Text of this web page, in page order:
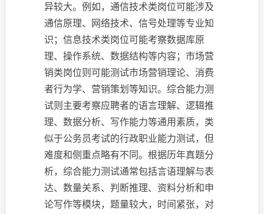
异较大。例如，通信技术类岗位可能涉及
通信原理、网络技术、信号处理等专业知
识；信息技术类岗位可能考察数据库原
理、操作系统、数据结构等内容；市场营
销类岗位则可能测试市场营销理论、消费
者行为学、营销策划等知识。综合能力测
试则主要考察应聘者的语言理解、逻辑推
理、数据分析、写作能力等通用素质，类
似于公务员考试的行政职业能力测试，但
难度和侧重点略有不同。根据历年真题分
析，综合能力测试通常包括言语理解与表
达、数量关系、判断推理、资料分析和申
论写作等模块，题量较大，时间紧张，对